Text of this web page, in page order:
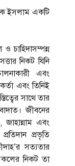
ইসলাম একটি
চাহিদাসম্পন্ন
নিকট যিনি
এবং
এবং তিনিই
সাথে তার
জীবনের
জাহান্নাম এবং
প্রভৃতি
সত্যতার
নিকট তা